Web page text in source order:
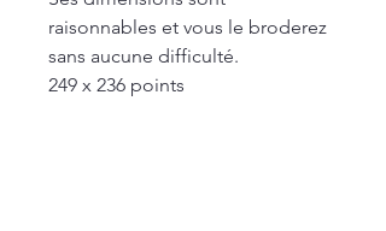
raisonnables et vous le broderez
sans aucune difficulté.
249 x 236 points